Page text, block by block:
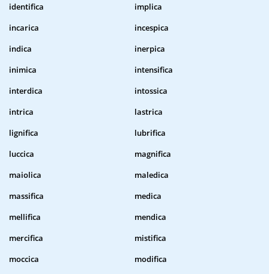
identifica
implica
incarica
incespica
indica
inerpica
inimica
intensifica
interdica
intossica
intrica
lastrica
lignifica
lubrifica
luccica
magnifica
maiolica
maledica
massifica
medica
mellifica
mendica
mercifica
mistifica
moccica
modifica